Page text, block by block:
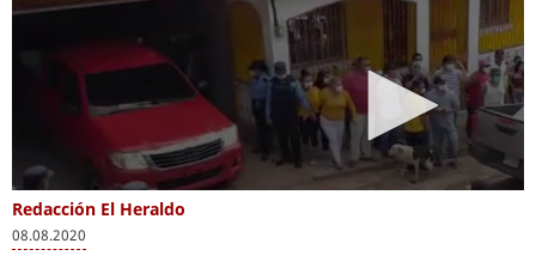
Redacción El Heraldo
08.08.2020